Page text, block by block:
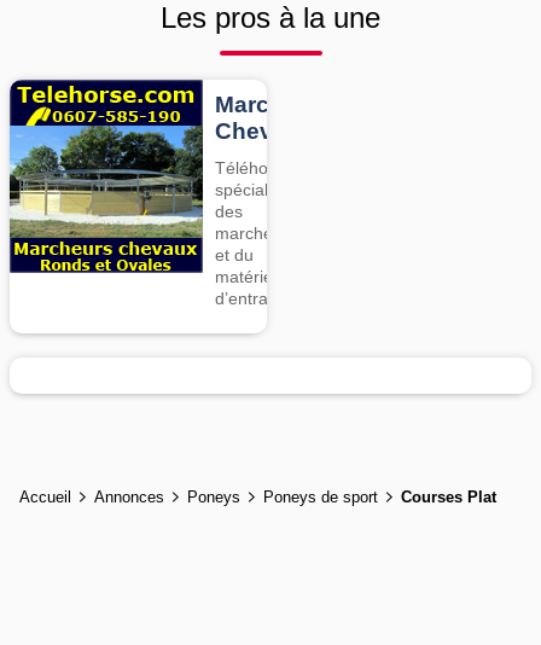
Les pros à la une
Marcheurs
Chevaux
Téléhorse,
spécialiste
des
marcheurs
et du
matériel
d’entrainement
Accueil Annonces Poneys Poneys de sport Courses Plat